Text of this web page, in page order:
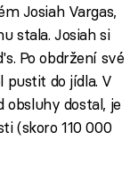
Josiah Vargas,
stala. Josiah si
Po obdržení své
pustit do jídla. V
obsluhy dostal, je
(skoro 110 000